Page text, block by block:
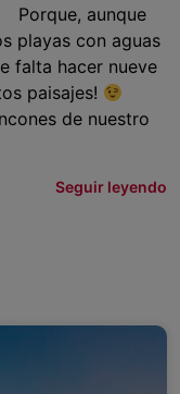
Porque, aunque
playas con aguas
falta hacer nueve
paisajes!
de nuestro
Seguir leyendo